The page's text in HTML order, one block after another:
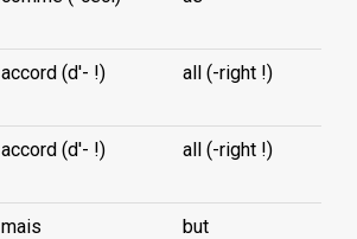
accord (d'- !) all (-right !)
accord (d'- !) all (-right !)
mais
but